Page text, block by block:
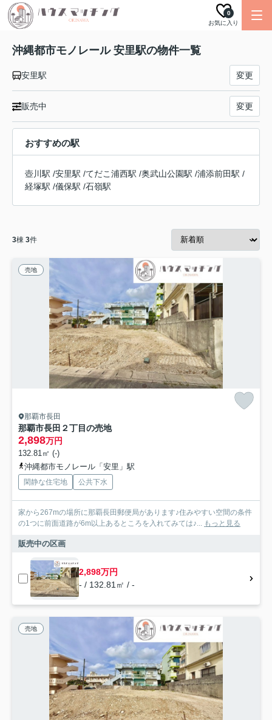
お気に入り
0
沖縄都市モノレール 安里駅の物件一覧
安里駅 変更
販売中 変更
おすすめの駅
壺川駅 /安里駅 /てだこ浦西駅 /奥武山公園駅 /浦添前田駅 /
経塚駅 /儀保駅 /石嶺駅
3棟 3件
売地
那覇市長田
那覇市長田２丁目の売地
2,898万円
132.81㎡ (-)
沖縄都市モノレール「安里」駅
閑静な住宅地 公共下水
家から267mの場所に那覇長田郵便局があります♪住みやすい空間の条件
の1つに前面道路が6m以上あるところを入れてみては♪... もっと見る
販売中の区画
2,898万円
- / 132.81㎡ / -
売地